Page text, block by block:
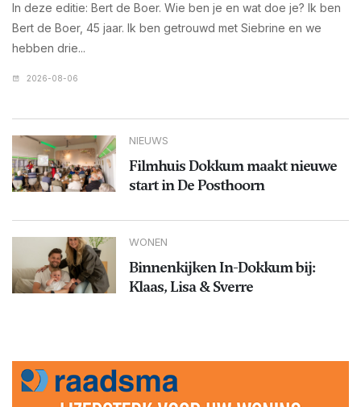
In deze editie: Bert de Boer. Wie ben je en wat doe je? Ik ben
Bert de Boer, 45 jaar. Ik ben getrouwd met Siebrine en we
hebben drie...
2026-08-06
NIEUWS
Filmhuis Dokkum maakt nieuwe
start in De Posthoorn
WONEN
Binnenkijken In-Dokkum bij:
Klaas, Lisa & Sverre